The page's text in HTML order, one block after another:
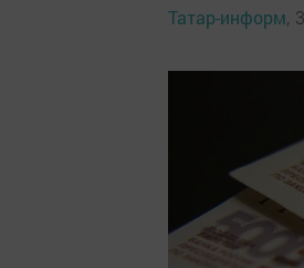
Татар-информ,